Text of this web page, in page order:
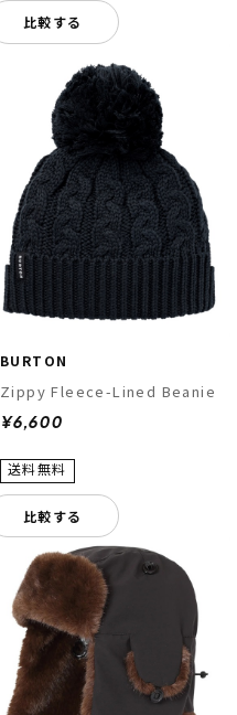
比較する
BURTON
Zippy Fleece-Lined Beanie
¥6,600
比較する